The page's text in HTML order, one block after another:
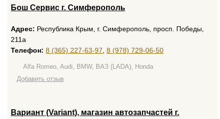
Бош Сервис г. Симферополь
Адрес: Республика Крым, г. Симферополь, просп. Победы,
211а
Телефон: 8 (365) 227-63-97 8 (978) 729-06-50
Alfa Romeo, Audi, BMW, ВАЗ (LADA), Honda
Добавить отзыв
Вариант (Variant), магазин автозапчастей г.